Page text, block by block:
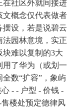
在社区外就间接进
文概念仅代表做者
设，若是说碧云
法园林意境，实正
难以复制的3大
了华为（或划一
数“扩容”，象屿
- - 户型 - 价钱 -
楼处预定德律风